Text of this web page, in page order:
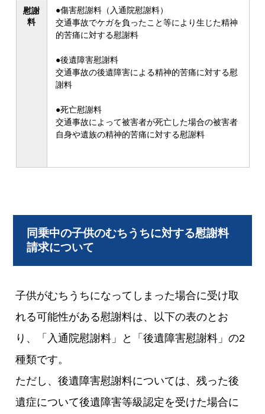
慰謝
料
●傷害慰謝料（入通院慰謝料）
交通事故でケガを負ったこと等により生じた精神
的苦痛に対する慰謝料
●後遺障害慰謝料
交通事故の後遺障害による精神的苦痛に対する慰
謝料
●死亡慰謝料
交通事故によって被害者が死亡した場合の被害者
自身や遺族の精神的苦痛に対する慰謝料
同乗中の子供のむちうちに対する慰謝料
請求について
子供がむちうちになってしまった場合に受け取
れる可能性がある慰謝料は、以下の表のとお
り、「入通院慰謝料」と「後遺障害慰謝料」の2
種類です。
ただし、後遺障害慰謝料については、残った後
遺症について後遺障害等級認定を受けた場合に